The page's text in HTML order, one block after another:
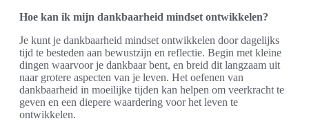
Hoe kan ik mijn dankbaarheid mindset ontwikkelen?
Je kunt je dankbaarheid mindset ontwikkelen door dagelijks
tijd te besteden aan bewustzijn en reflectie. Begin met kleine
dingen waarvoor je dankbaar bent, en breid dit langzaam uit
naar grotere aspecten van je leven. Het oefenen van
dankbaarheid in moeilijke tijden kan helpen om veerkracht te
geven en een diepere waardering voor het leven te
ontwikkelen.